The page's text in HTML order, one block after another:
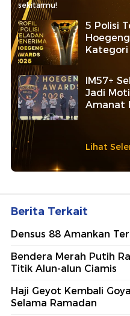
sekitarmu!
5 Polisi
Kategori
IM57+
Jadi
Amanat
Lihat
Berita Terkait
Densus 88 Amankan
Bendera Merah Putih
Titik Alun-alun Ciamis
Haji Geyot Kembali
Selama Ramadan